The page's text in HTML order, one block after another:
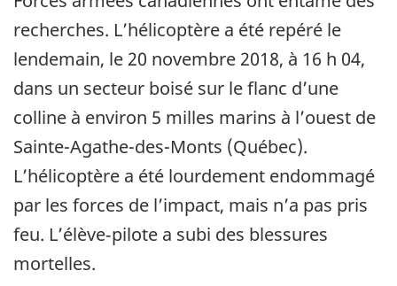
recherches. L’hélicoptère a été repéré le
lendemain, le 20 novembre 2018, à 16 h 04,
dans un secteur boisé sur le flanc d’une
colline à environ 5 milles marins à l’ouest de
Sainte-Agathe-des-Monts (Québec).
L’hélicoptère a été lourdement endommagé
par les forces de l’impact, mais n’a pas pris
feu. L’élève‑pilote a subi des blessures
mortelles.